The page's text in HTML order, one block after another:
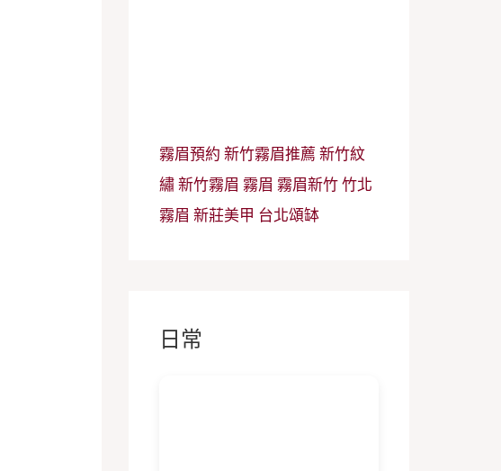
霧眉預約 新竹霧眉推薦 新竹紋
繡新竹霧眉 霧眉 霧眉新竹竹北
霧眉 新莊美甲 台北頌缽
日常